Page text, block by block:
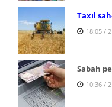
Taxıl
18:05 /
Sabah
10:36 /